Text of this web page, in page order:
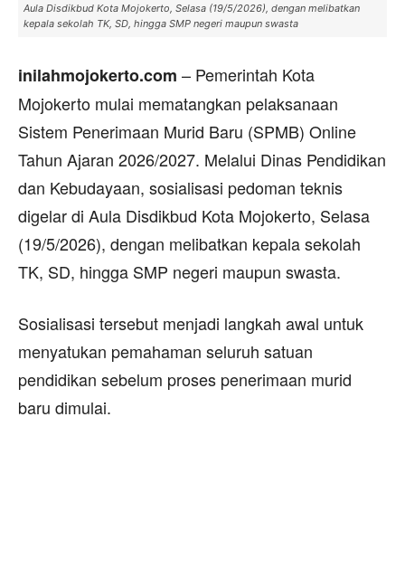
Aula Disdikbud Kota Mojokerto, Selasa (19/5/2026), dengan melibatkan
kepala sekolah TK, SD, hingga SMP negeri maupun swasta
inilahmojokerto.com – Pemerintah Kota
Mojokerto mulai mematangkan pelaksanaan
Sistem Penerimaan Murid Baru (SPMB) Online
Tahun Ajaran 2026/2027. Melalui Dinas Pendidikan
dan Kebudayaan, sosialisasi pedoman teknis
digelar di Aula Disdikbud Kota Mojokerto, Selasa
(19/5/2026), dengan melibatkan kepala sekolah
TK, SD, hingga SMP negeri maupun swasta.
Sosialisasi tersebut menjadi langkah awal untuk
menyatukan pemahaman seluruh satuan
pendidikan sebelum proses penerimaan murid
baru dimulai.